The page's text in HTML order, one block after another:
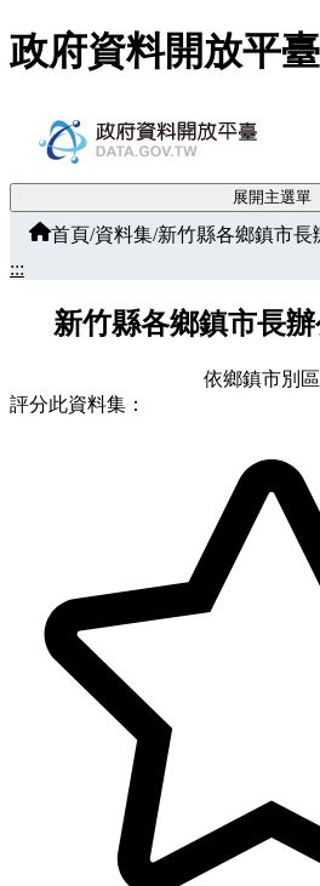
跳至主要內容
政府資料開放平臺
展開主選單
首頁/資料集/新竹縣各鄉鎮市長
:::
新竹縣各鄉鎮市長
依鄉鎮市別
評分此資料集：